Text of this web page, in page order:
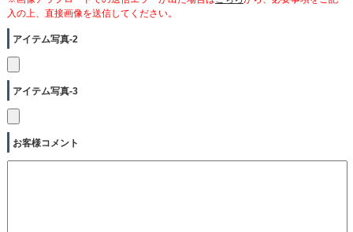
入の上、直接画像を送信してください。
アイテム写真-2
アイテム写真-3
お客様コメント